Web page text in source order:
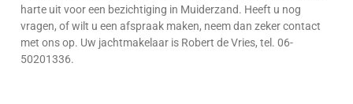
harte uit voor een bezichtiging in Muiderzand. Heeft u nog
vragen, of wilt u een afspraak maken, neem dan zeker contact
met ons op. Uw jachtmakelaar is Robert de Vries, tel. 06-
50201336.